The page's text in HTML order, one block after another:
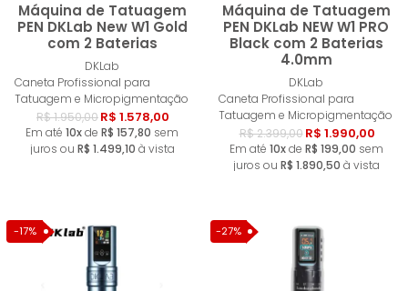
Máquina de Tatuagem
PEN DKLab New W1 Gold
com 2 Baterias
DKLab
Caneta Profissional para
Tatuagem e Micropigmentação
R$ 1.950,00R$ 1.578,00
Em até 10xde R$ 157,80 sem
juros ou R$ 1.499,10 à vista
Comprar
Máquina de Tatuagem
PEN DKLab NEW W1 PRO
Black com 2 Baterias
4.0mm
DKLab
Caneta Profissional para
Tatuagem e Micropigmentação
R$ 2.399,00 R$ 1.990,00
Em até 10xde R$ 199,00 sem
juros ou R$ 1.890,50 à vista
-17% -27%